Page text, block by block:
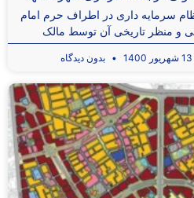
سرمایه داری در اطراف حرم امام
و منظر تاریخی آن توسط مالک
بدون دیدگاه